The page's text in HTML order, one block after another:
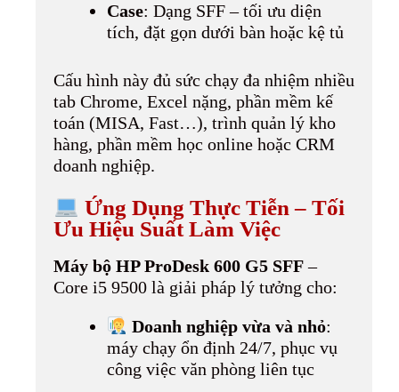
Case: Dạng SFF – tối ưu diện
tích, đặt gọn dưới bàn hoặc kệ tủ
Cấu hình này đủ sức chạy đa nhiệm nhiều
tab Chrome, Excel nặng, phần mềm kế
toán (MISA, Fast…), trình quản lý kho
hàng, phần mềm học online hoặc CRM
doanh nghiệp.
Ứng Dụng Thực Tiễn – Tối
Ưu Hiệu Suất Làm Việc
Máy bộ HP ProDesk 600 G5 SFF–
Core i5 9500 là giải pháp lý tưởng cho:
Doanh nghiệp vừa và nhỏ:
máy chạy ổn định 24/7, phục vụ
công việc văn phòng liên tục